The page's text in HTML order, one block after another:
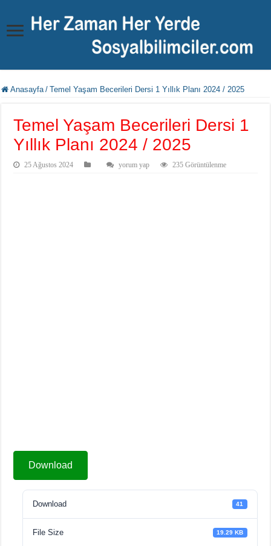
Anasayfa / Temel Yaşam Becerileri Dersi 1 Yıllık Planı 2024 / 2025
Temel Yaşam Becerileri Dersi 1
Yıllık Planı 2024 / 2025
25 Ağustos 2024 yorum yap 235 Görüntülenme
Download
Download 41
File Size 19.29 KB